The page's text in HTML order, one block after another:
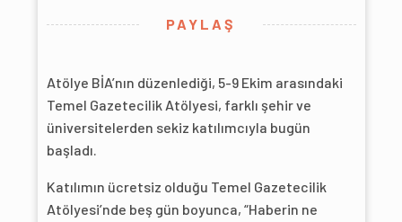
PAYLAŞ
Atölye BİA’nın düzenlediği, 5-9 Ekim arasındaki
Temel Gazetecilik Atölyesi, farklı şehir ve
üniversitelerden sekiz katılımcıyla bugün
başladı.
Katılımın ücretsiz olduğu Temel Gazetecilik
Atölyesi’nde beş gün boyunca, “Haberin ne